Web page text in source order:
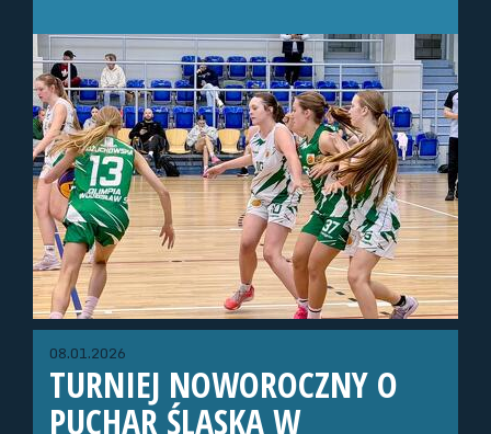
08.01.2026
TURNIEJ NOWOROCZNY O
PUCHAR ŚLĄSKA W